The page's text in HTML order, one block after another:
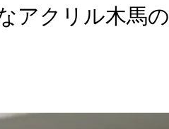
アクリル木馬の